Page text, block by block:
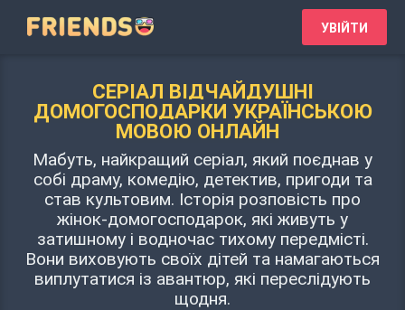
УВІЙТИ
СЕРІАЛ ВІДЧАЙДУШНІ
ДОМОГОСПОДАРКИ УКРАЇНСЬКОЮ
МОВОЮ ОНЛАЙН
Мабуть, найкращий серіал, який поєднав у
собі драму, комедію, детектив, пригоди та
став культовим. Історія розповість про
жінок-домогосподарок, які живуть у
затишному і водночас тихому передмісті.
Вони виховують своїх дітей та намагаються
виплутатися із авантюр, які переслідують
щодня.